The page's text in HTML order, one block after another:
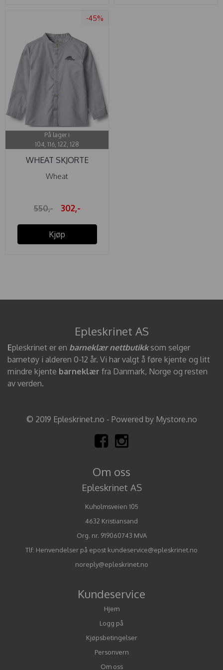
-45%
På lager i
104, 116, 122, 128
WHEAT SKJORTE
WILLUM CLOUDY ...
Wheat
550,- 302,-
Kjøp
Epleskrinet AS
Epleskrinet er en barneklær nettbutikksom selger
barnetøy i alderen 0-12 år. Vi har valgt å føre kjente og litt
mindre kjente barneklær fra Danmark, Norge og resten
av verden.
© 2019 Epleskrinet.no - Powered by Mystore.no
Om oss
Epleskrinet AS
Kuholmsveien 105
4632 Kristiansand
Org. nr. 919060743 MVA
Tlf: Henvendelser på epost kundeservice@epleskrinet.no
noreply@epleskrinet.no
Kundeservice
Hjem
Logg på
Kjøpsbetingelser
Personvern
Om oss